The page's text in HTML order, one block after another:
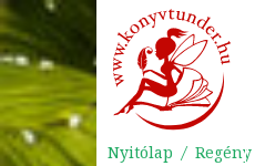
Nyitólap Regény